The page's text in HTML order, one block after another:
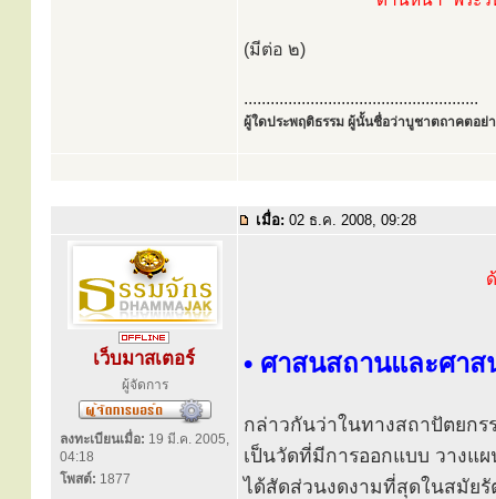
(มีต่อ ๒)
.....................................................
ผู้ใดประพฤติธรรม ผู้นั้นชื่อว่าบูชาตถาคตอย่า
เมื่อ: 02 ธ.ค. 2008, 09:28
เว็บมาสเตอร์
ผู้จัดการ
ลงทะเบียนเมื่อ: 19 มี.ค. 2005,
04:18
โพสต์: 1877
• ศาสนสถานและศา
กล่าวกันว่าในทางสถาปัตยก
เป็นวัดที่มีการออกแบบ วางแ
ได้สัดส่วนงดงามที่สุดในสมัย